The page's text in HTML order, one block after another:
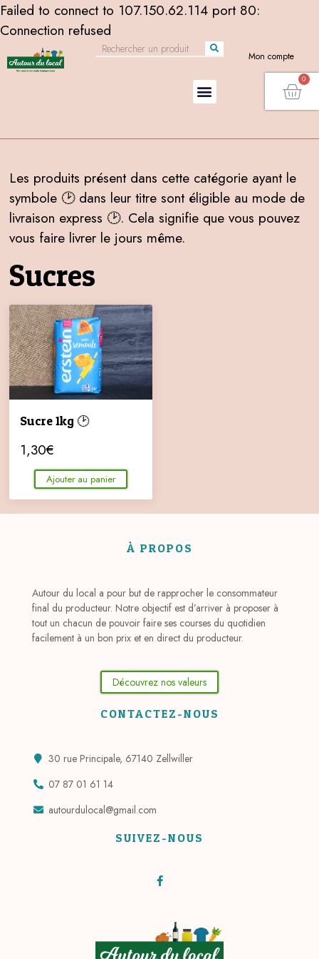
Failed to connect to 107.150.62.114 port 80:
Connection refused
Mon compte
Les produits présent dans cette catégorie ayant le
symbole 🕑 dans leur titre sont éligible au mode de
livraison express 🕑. Cela signifie que vous pouvez
vous faire livrer le jours même.
Sucres
Sucre 1kg 🕑
1,30€
Ajouter au panier
À PROPOS
Autour du local a pour but de rapprocher le consommateur
final du producteur. Notre objectif est d’arriver à proposer à
tout un chacun de pouvoir faire ses courses du quotidien
facilement à un bon prix et en direct du producteur.
Découvrez nos valeurs
CONTACTEZ-NOUS
30 rue Principale, 67140 Zellwiller
07 87 01 61 14
autourdulocal@gmail.com
SUIVEZ-NOUS